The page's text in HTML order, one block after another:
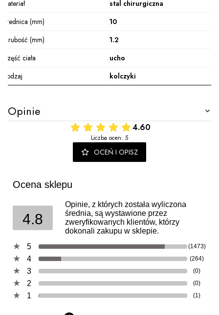
Materiał
stal chirurgiczna
Średnica (mm)
10
Grubość (mm)
1.2
Część ciała
ucho
Rodzaj
kolczyki
Opinie
4.60
Liczba ocen: 5
OCEŃ I OPISZ
Ocena sklepu
4.8
Opinie, z których została wyliczona
średnia, są wystawione przez
zweryfikowanych klientów, którzy
dokonali zakupu w sklepie.
5
(1473)
4 (264)
3 (0)
2 (0)
1 (1)